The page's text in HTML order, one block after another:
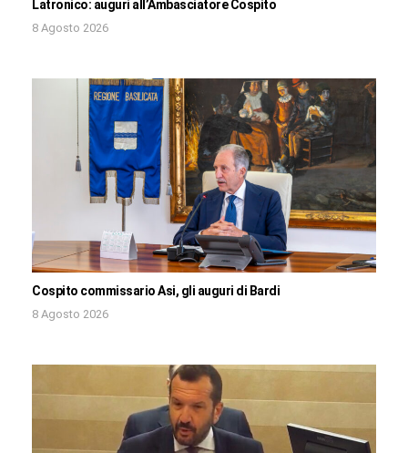
Latronico: auguri all’Ambasciatore Cospito
8 Agosto 2026
Cospito commissario Asi, gli auguri di Bardi
8 Agosto 2026